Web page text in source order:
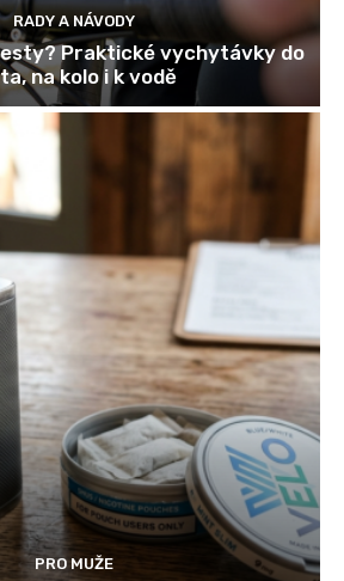
RADY A NÁVODY
Praktické vychytávky do
na kolo i k vodě
PRO MUŽE